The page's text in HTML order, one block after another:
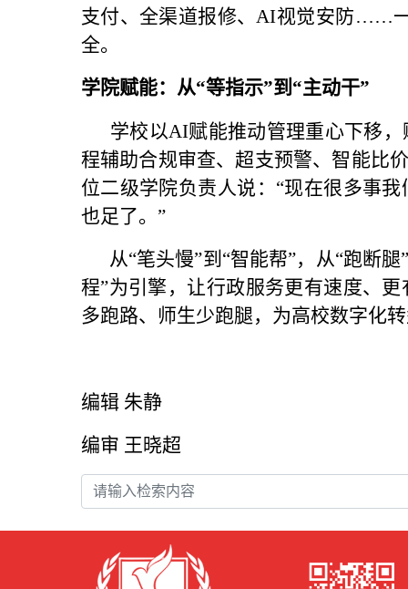
支付、全渠道报修、AI视觉安防……
全。
学院赋能：从“等指示”到“主动干”
学校以AI赋能推动管理重心下移
程辅助合规审查、超支预警、智能比
位二级学院负责人说：“现在很多事
也足了。”
从“笔头慢”到“智能帮”，从“跑断
程”为引擎，让行政服务更有速度、
多跑路、师生少跑腿，为高校数字化
编辑 朱静
编审 王晓超